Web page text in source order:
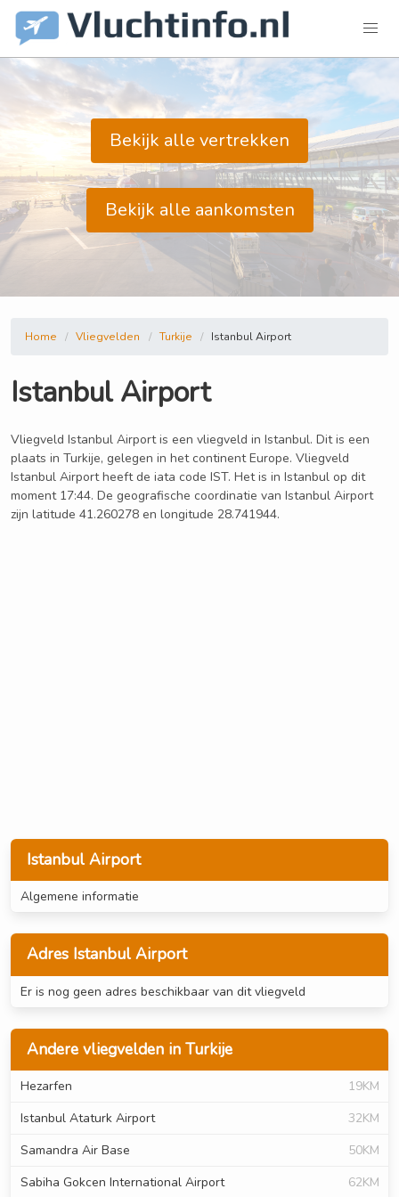
Bekijk alle vertrekken
Bekijk alle aankomsten
Istanbul Airport
Algemene informatie
Adres Istanbul Airport
Er is nog geen adres beschikbaar van dit vliegveld
Andere vliegvelden in Turkije
Hezarfen
19KM
Istanbul Ataturk Airport
32KM
Samandra Air Base
50KM
Sabiha Gokcen International Airport
62KM
Home Vliegvelden Turkije Istanbul Airport
Istanbul Airport
Vliegveld Istanbul Airport is een vliegveld in Istanbul. Dit is een
plaats in Turkije, gelegen in het continent Europe. Vliegveld
Istanbul Airport heeft de iata code IST. Het is in Istanbul op dit
moment 17:44. De geografische coordinatie van Istanbul Airport
zijn latitude 41.260278 en longitude 28.741944.